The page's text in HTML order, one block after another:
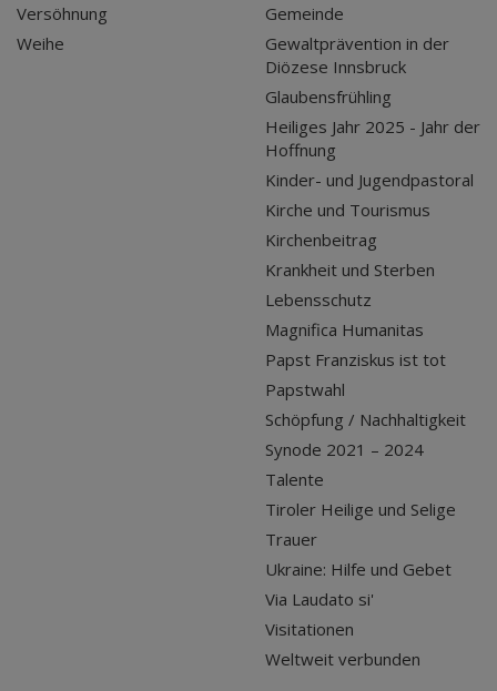
Versöhnung
Weihe
Gemeinde
Gewaltprävention in der
Diözese Innsbruck
Glaubensfrühling
Heiliges Jahr 2025 - Jahr der
Hoffnung
Kinder- und Jugendpastoral
Kirche und Tourismus
Kirchenbeitrag
Krankheit und Sterben
Lebensschutz
Magnifica Humanitas
Papst Franziskus ist tot
Papstwahl
Schöpfung / Nachhaltigkeit
Synode 2021 – 2024
Talente
Tiroler Heilige und Selige
Trauer
Ukraine: Hilfe und Gebet
Via Laudato si'
Visitationen
Weltweit verbunden